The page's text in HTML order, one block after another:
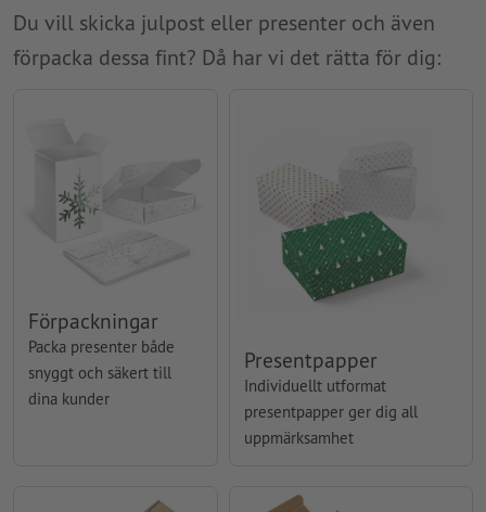
Du vill skicka julpost eller presenter och även
förpacka dessa fint? Då har vi det rätta för dig:
Förpackningar
Packa presenter både
snyggt och säkert till
dina kunder
Presentpapper
Individuellt utformat
presentpapper ger dig all
uppmärksamhet